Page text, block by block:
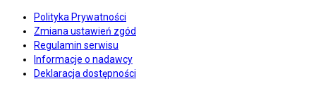
Polityka Prywatności
Zmiana ustawień zgód
Regulamin serwisu
Informacje o nadawcy
Deklaracja dostępności